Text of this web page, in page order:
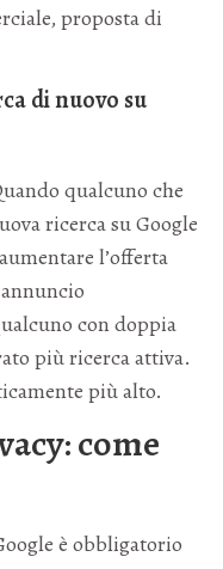
proposta di
di nuovo su
qualcuno che
ricerca su Google
l’offerta
con doppia
più ricerca attiva.
più alto.
come
è obbligatorio